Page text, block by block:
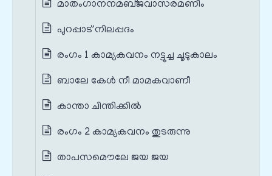
മാതംഗാനനമബ്‌ജവാസരമണീം
പുറപ്പാട് നിലപ്പദം
രംഗം 1 കാമ്യകവനം നട്ടുച്ച ചൂടുകാലം
ബാലേ കേള്‍ നീ മാമകവാണീ
കാന്താ ചിന്തിക്കില്‍
രംഗം 2 കാമ്യകവനം തുടരുന്നു
താപസമൌലേ ജയ ജയ